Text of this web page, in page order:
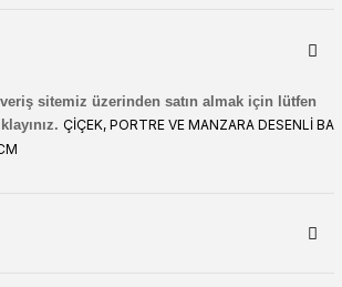
sitemiz üzerinden satın almak için lütfen
ÇİÇEK, PORTRE VE MANZARA DESENLİ BA